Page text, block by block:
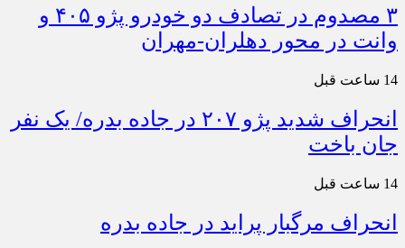
۳ مصدوم در تصادف دو خودرو پژو ۴۰۵ و
وانت در محور دهلران-مهران
14 ساعت قبل
انحراف شدید پژو ۲۰۷ در جاده بدره/ یک نفر
جان باخت
14 ساعت قبل
انحراف مرگبار پراید در جاده بدره